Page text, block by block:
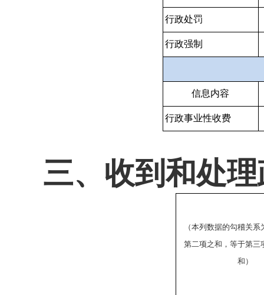
行政处罚
行政强制
信息内容
行政事业性收费
三、收到和处
（本列数据的勾稽关
第二项之和，等于第三
和）